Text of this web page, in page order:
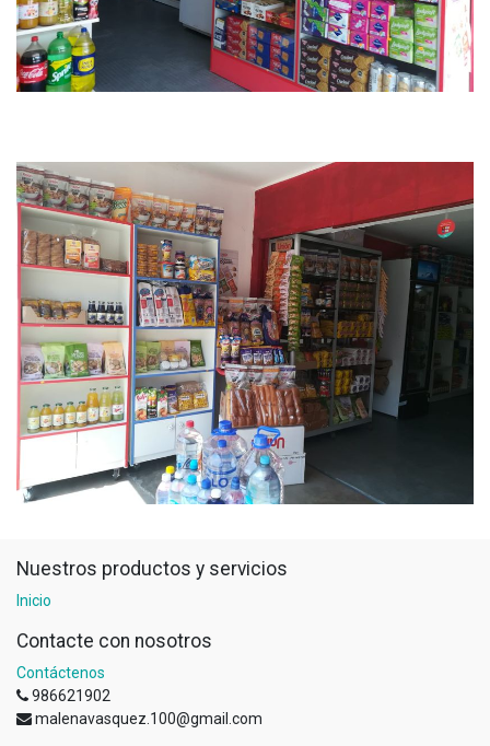
Nuestros productos y servicios
Inicio
Contacte con nosotros
Contáctenos
986621902
malenavasquez.100@gmail.com